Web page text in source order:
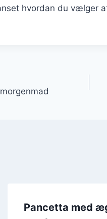
hvordan du vælger
Pancetta med